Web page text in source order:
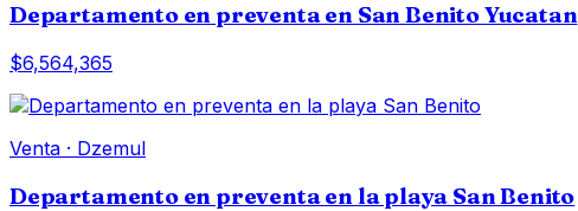
Departamento en preventa en San Benito Yucatan
$6,564,365
Venta · Dzemul
Departamento en preventa en la playa San Benito